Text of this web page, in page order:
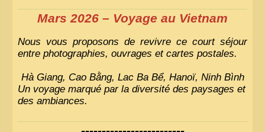
Mars 2026 – Voyage au Vietnam
Nous vous proposons de revivre ce court séjour
entre photographies, ouvrages et cartes postales.
Hà Giang, Cao Bằng, Lac Ba Bể, Hanoï, Ninh Bình
Un voyage marqué par la diversité des paysages et
des ambiances.